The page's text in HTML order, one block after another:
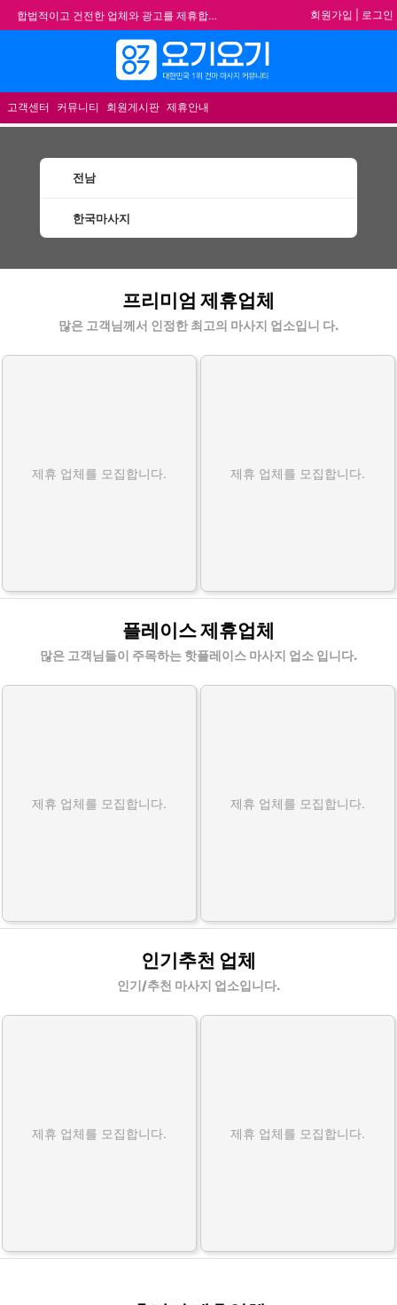
합법적이고 건전한 업체와 광고를 제휴합니다.
★요기요기 설 연휴 휴무 안내★
★ 요기요기 업체회원 안내사항 ★
불건전한 게시글은 삭제 및 회원탈퇴 됩니다.
회원가입 로그인
고객센터 커뮤니티 회원게시판 제휴안내
전남
한국마사지
프리미엄 제휴업체
많은 고객님께서 인정한 최고의 마사지 업소입니 다.
제휴 업체를 모집합니다. 제휴 업체를 모집합니다.
플레이스 제휴업체
많은 고객님들이 주목하는 핫플레이스 마사지 업소 입니다.
제휴 업체를 모집합니다. 제휴 업체를 모집합니다.
인기추천 업체
인기/추천 마사지 업소입니다.
제휴 업체를 모집합니다. 제휴 업체를 모집합니다.